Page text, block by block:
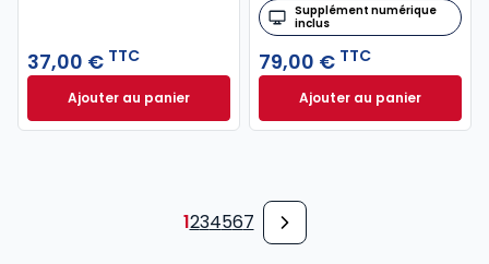
37,00 € TTC
Ajouter au panierCode pénal 2027 annoté. Édition limitée à 37,00 €
Supplément numérique
inclus
79,00 € TTC
Ajouter au panier
Code de
1234567